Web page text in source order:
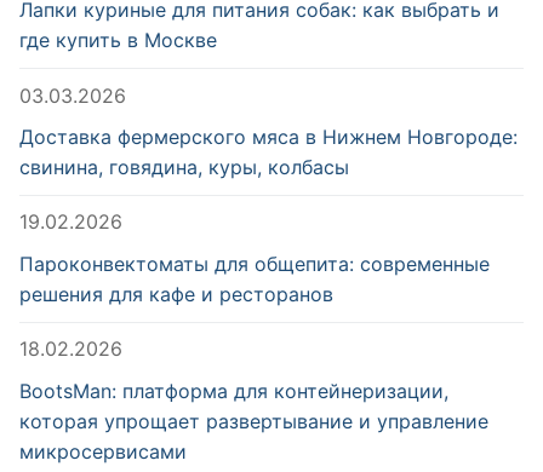
Лапки куриные для питания собак: как выбрать и
где купить в Москве
03.03.2026
Доставка фермерского мяса в Нижнем Новгороде:
свинина, говядина, куры, колбасы
19.02.2026
Пароконвектоматы для общепита: современные
решения для кафе и ресторанов
18.02.2026
BootsMan: платформа для контейнеризации,
которая упрощает развертывание и управление
микросервисами